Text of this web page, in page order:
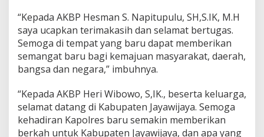
“Kepada AKBP Hesman S. Napitupulu, SH,S.IK, M.H
saya ucapkan terimakasih dan selamat bertugas.
Semoga di tempat yang baru dapat memberikan
semangat baru bagi kemajuan masyarakat, daerah,
bangsa dan negara,” imbuhnya.
“Kepada AKBP Heri Wibowo, S,IK., beserta keluarga,
selamat datang di Kabupaten Jayawijaya. Semoga
kehadiran Kapolres baru semakin memberikan
berkah untuk Kabupaten Jayawijaya, dan apa yang